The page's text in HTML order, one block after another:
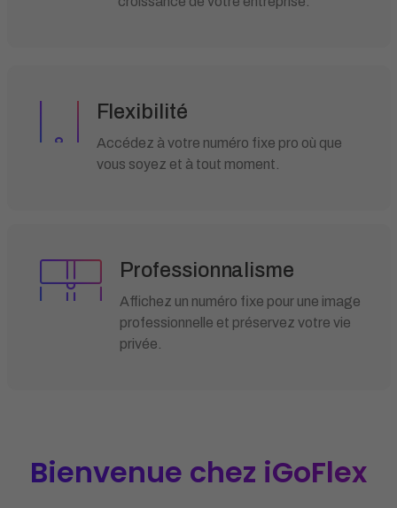
Flexibilité
Accédez à votre numéro fixe pro où que
vous soyez et à tout moment.
Professionnalisme
Affichez un numéro fixe pour une image
professionnelle et préservez votre vie
privée.
Bienvenue chez iGoFlex